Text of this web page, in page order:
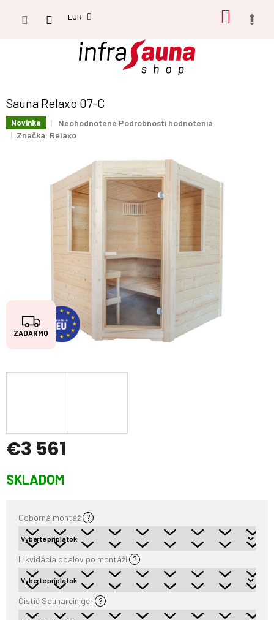
EUR
Sauna Relaxo 07-C
Novinka
Priemerné
hodnotenie
z
5
hviezdičiek.
Neohodnotené Podrobnosti hodnotenia
Značka: Relaxo
Z
A
A
O
ZADARMO
€3 561
cena:
SKLADOM
Odborná montáž ?
Likvidácia obalov po montáži ?
Čistič Saunareiniger ?